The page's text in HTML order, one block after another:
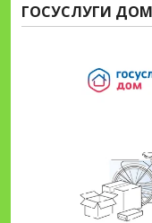
ГОСУСЛУГИ ДОМ